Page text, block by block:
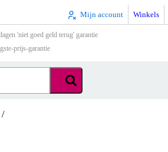
Mijn account Winkels
'niet goed geld terug' garantie
prijs-garantie
/